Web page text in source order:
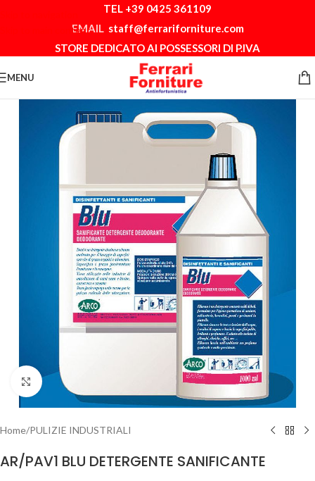
Skip to main content
TEL +39 0425 361109
EMAIL staff@ferrariforniture.com
STORE DEDICATO AI POSSESSORI DI P.IVA
MENU
Clicca per ingrandire
Home/PULIZIE INDUSTRIALI
AR/PAV1 BLU DETERGENTE SANIFICANTE